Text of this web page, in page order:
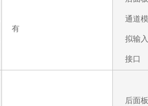
有
通道模
拟输入
接口
后面板